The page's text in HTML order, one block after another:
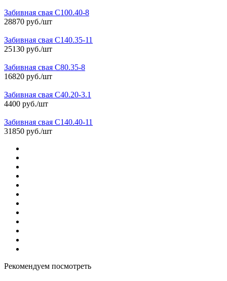
Забивная свая С100.40-8
28870 руб./шт
Забивная свая С140.35-11
25130 руб./шт
Забивная свая С80.35-8
16820 руб./шт
Забивная свая С40.20-3.1
4400 руб./шт
Забивная свая С140.40-11
31850 руб./шт
Рекомендуем посмотреть